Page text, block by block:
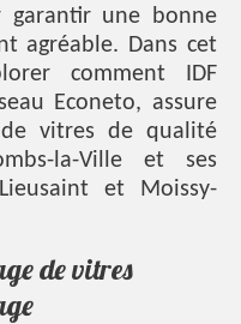
garantir une bonne
agréable. Dans cet
comment IDF
Econeto, assure
vitres de qualité
la-Ville et ses
et Moissy-
de vitres